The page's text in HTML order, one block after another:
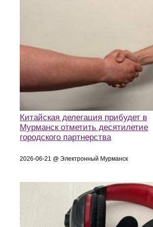
Китайская делегация прибудет в
Мурманск отметить десятилетие
городского партнерства
2026-06-21 @ Электронный Мурманск